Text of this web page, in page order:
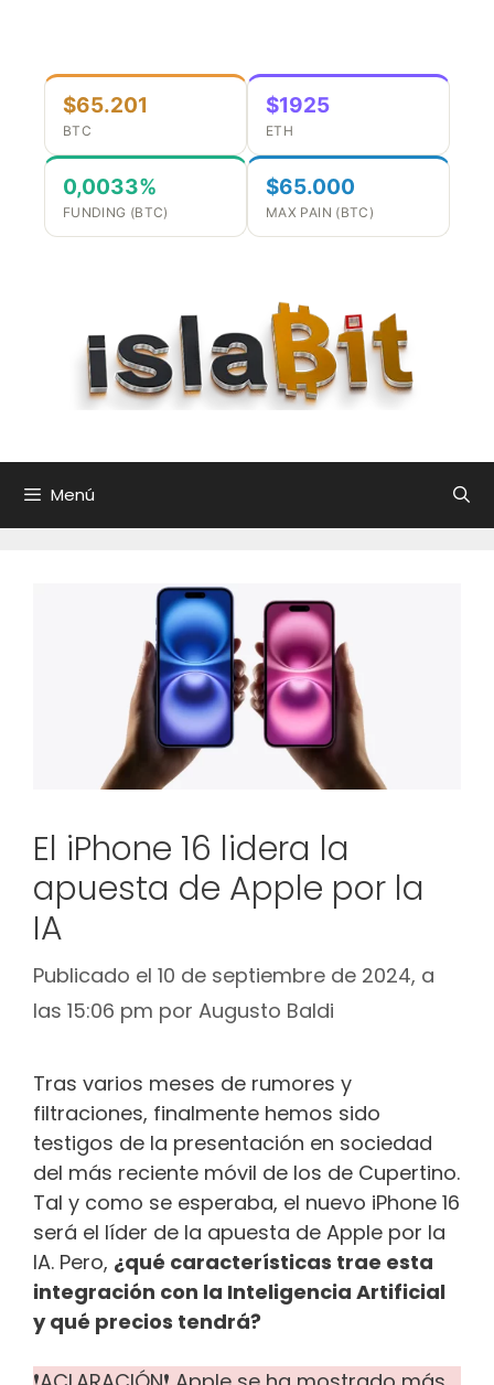
contenido
$65.201
BTC
$1925
ETH
0,0033%
FUNDING (BTC)
$65.000
MAX PAIN (BTC)
Menú
El iPhone 16 lidera la
apuesta de Apple por la
IA
Publicado el 10 de septiembre de 2024, a
las 15:06 pm por Augusto Baldi
Tras varios meses de rumores y
filtraciones, finalmente hemos sido
testigos de la presentación en sociedad
del más reciente móvil de los de Cupertino.
Tal y como se esperaba, el nuevo iPhone 16
será el líder de la apuesta de Apple por la
IA. Pero, ¿qué características trae esta
integración con la Inteligencia Artificial
y qué precios tendrá?